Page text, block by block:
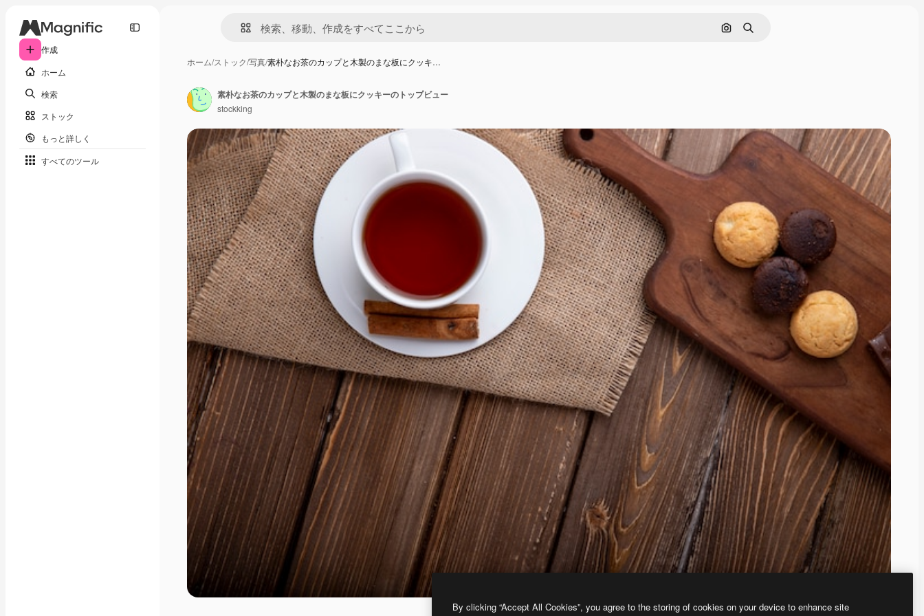
作成
ホーム
検索
ストック
もっと詳しく
すべてのツール
画像で検索
検索
ホーム/ストック/写真/素朴なお茶のカップと木製のまな板にクッキ…
素朴なお茶のカップと木製のまな板にクッキーのトップビュー
stockking
By clicking “Accept All Cookies”, you agree to the storing of cookies on your device to enhance site